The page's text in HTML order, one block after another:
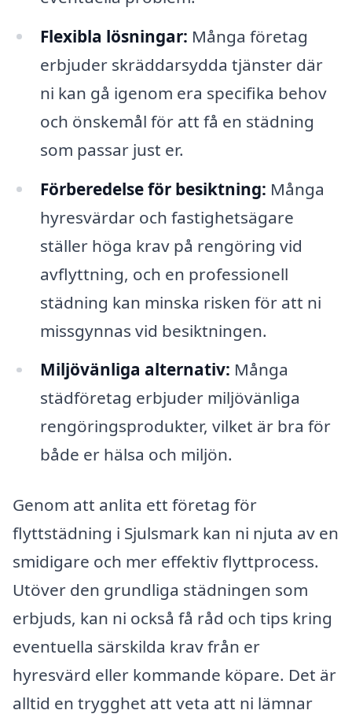
Flexibla lösningar: Många företag
erbjuder skräddarsydda tjänster där
ni kan gå igenom era specifika behov
och önskemål för att få en städning
som passar just er.
Förberedelse för besiktning: Många
hyresvärdar och fastighetsägare
ställer höga krav på rengöring vid
avflyttning, och en professionell
städning kan minska risken för att ni
missgynnas vid besiktningen.
Miljövänliga alternativ: Många
städföretag erbjuder miljövänliga
rengöringsprodukter, vilket är bra för
både er hälsa och miljön.
Genom att anlita ett företag för
flyttstädning i Sjulsmark kan ni njuta av en
smidigare och mer effektiv flyttprocess.
Utöver den grundliga städningen som
erbjuds, kan ni också få råd och tips kring
eventuella särskilda krav från er
hyresvärd eller kommande köpare. Det är
alltid en trygghet att veta att ni lämnar